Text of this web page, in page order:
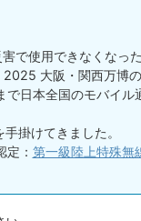
で使用できなくなっ
大阪・関西万博
日本全国のモバイル
掛けてきました。
定： 第一級陸上特殊無